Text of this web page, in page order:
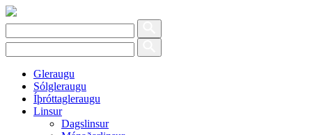
Gleraugu
Sólgleraugu
Íþróttagleraugu
Linsur
Dagslinsur